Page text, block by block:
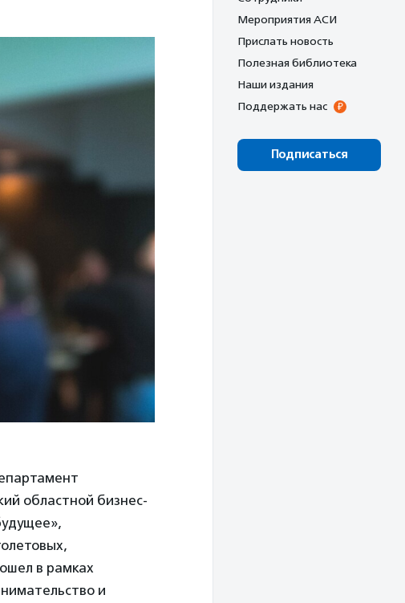
областной бизнес-
в рамках
и
Мероприятия АСИ
Прислать новость
Полезная библиотека
Наши издания
Поддержать нас
Подписаться